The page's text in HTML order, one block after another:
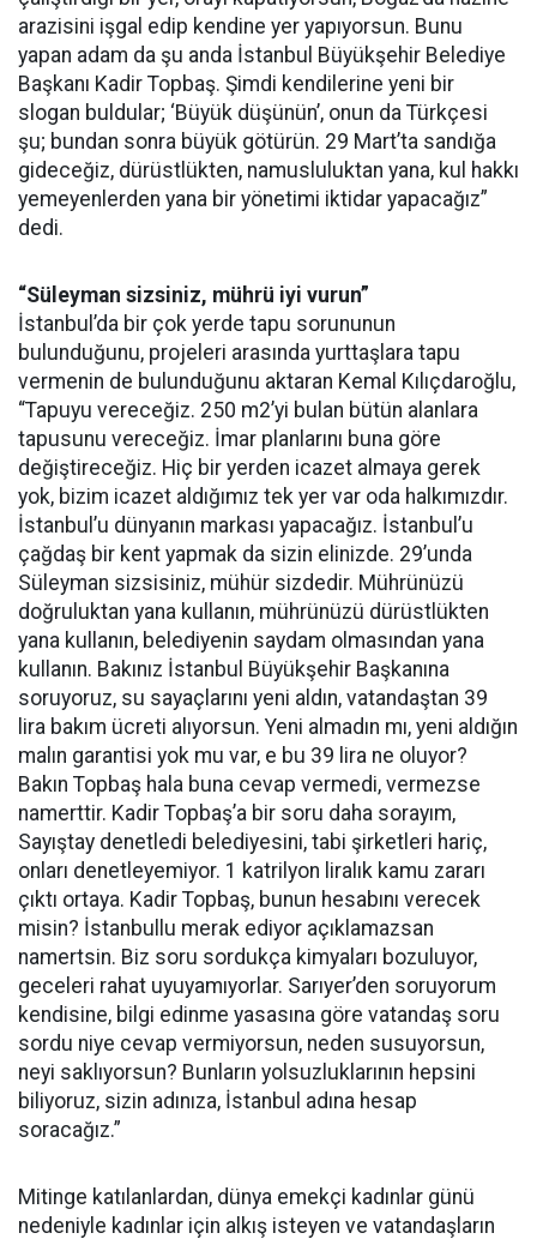
arazisini işgal edip kendine yer yapıyorsun. Bunu
yapan adam da şu anda İstanbul Büyükşehir Belediye
Başkanı Kadir Topbaş. Şimdi kendilerine yeni bir
slogan buldular; ‘Büyük düşünün’, onun da Türkçesi
şu; bundan sonra büyük götürün. 29 Mart’ta sandığa
gideceğiz, dürüstlükten, namusluluktan yana, kul hakkı
yemeyenlerden yana bir yönetimi iktidar yapacağız”
dedi.
“Süleyman sizsiniz, mührü iyi vurun”
İstanbul’da bir çok yerde tapu sorununun
bulunduğunu, projeleri arasında yurttaşlara tapu
vermenin de bulunduğunu aktaran Kemal Kılıçdaroğlu,
“Tapuyu vereceğiz. 250 m2’yi bulan bütün alanlara
tapusunu vereceğiz. İmar planlarını buna göre
değiştireceğiz. Hiç bir yerden icazet almaya gerek
yok, bizim icazet aldığımız tek yer var oda halkımızdır.
İstanbul’u dünyanın markası yapacağız. İstanbul’u
çağdaş bir kent yapmak da sizin elinizde. 29’unda
Süleyman sizsisiniz, mühür sizdedir. Mührünüzü
doğruluktan yana kullanın, mührünüzü dürüstlükten
yana kullanın, belediyenin saydam olmasından yana
kullanın. Bakınız İstanbul Büyükşehir Başkanına
soruyoruz, su sayaçlarını yeni aldın, vatandaştan 39
lira bakım ücreti alıyorsun. Yeni almadın mı, yeni aldığın
malın garantisi yok mu var, e bu 39 lira ne oluyor?
Bakın Topbaş hala buna cevap vermedi, vermezse
namerttir. Kadir Topbaş’a bir soru daha sorayım,
Sayıştay denetledi belediyesini, tabi şirketleri hariç,
onları denetleyemiyor. 1 katrilyon liralık kamu zararı
çıktı ortaya. Kadir Topbaş, bunun hesabını verecek
misin? İstanbullu merak ediyor açıklamazsan
namertsin. Biz soru sordukça kimyaları bozuluyor,
geceleri rahat uyuyamıyorlar. Sarıyer’den soruyorum
kendisine, bilgi edinme yasasına göre vatandaş soru
sordu niye cevap vermiyorsun, neden susuyorsun,
neyi saklıyorsun? Bunların yolsuzluklarının hepsini
biliyoruz, sizin adınıza, İstanbul adına hesap
soracağız.”
Mitinge katılanlardan, dünya emekçi kadınlar günü
nedeniyle kadınlar için alkış isteyen ve vatandaşların